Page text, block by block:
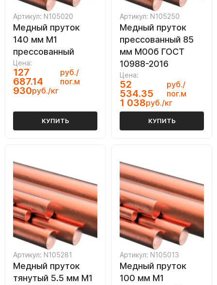
Артикул: N105020
Медный пруток
140 мм М1
прессованный
Цена:
127
687.14
руб./
пог.м
930руб./кг
КУПИТЬ
Артикул: N105250
Медный пруток
прессованный 85
мм М00б ГОСТ
10988-2016
Цена:
52
534.35
руб./
пог.м
1 038руб./кг
КУПИТЬ
Артикул: N105281
Медный пруток
тянутый 5.5 мм М1
Артикул: N105013
Медный пруток
100 мм М1